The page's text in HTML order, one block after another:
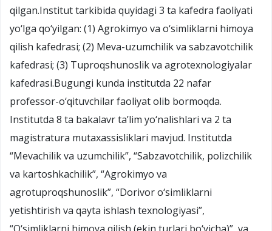
qilgan.Institut tarkibida quyidagi 3 ta kafedra faoliyati
yo‘lga qo‘yilgan: (1) Agrokimyo va o‘simliklarni himoya
qilish kafedrasi; (2) Meva-uzumchilik va sabzavotchilik
kafedrasi; (3) Tuproqshunoslik va agrotexnologiyalar
kafedrasi.Bugungi kunda institutda 22 nafar
professor-o‘qituvchilar faoliyat olib bormoqda.
Institutda 8 ta bakalavr ta’lim yo‘nalishlari va 2 ta
magistratura mutaxassisliklari mavjud. Institutda
“Mevachilik va uzumchilik”, “Sabzavotchilik, polizchilik
va kartoshkachilik”, “Agrokimyo va
agrotuproqshunoslik”, “Dorivor o‘simliklarni
yetishtirish va qayta ishlash texnologiyasi”,